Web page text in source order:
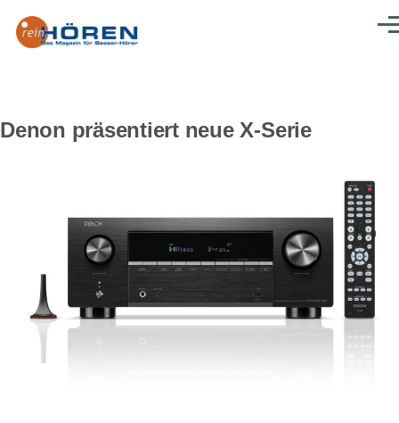
Denon präsentiert neue X-Serie